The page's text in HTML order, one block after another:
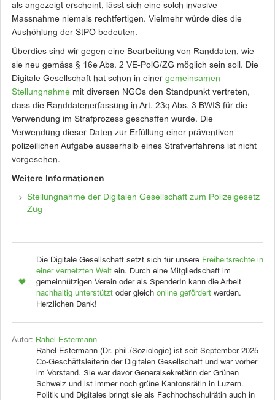
als angezeigt erscheint, lässt sich eine solch invasive
Massnahme niemals rechtfertigen. Vielmehr würde dies die
Aushöhlung der StPO bedeuten.
Überdies sind wir gegen eine Bearbeitung von Randdaten, wie
sie neu gemäss § 16e Abs. 2 VE-PolG/ZG möglich sein soll. Die
Digitale Gesellschaft hat schon in einer gemeinsamen
Stellungnahme mit diversen NGOs den Standpunkt vertreten,
dass die Randdatenerfassung in Art. 23q Abs. 3 BWIS für die
Verwendung im Strafprozess geschaffen wurde. Die
Verwendung dieser Daten zur Erfüllung einer präventiven
polizeilichen Aufgabe ausserhalb eines Strafverfahrens ist nicht
vorgesehen.
Weitere Informationen
Stellungnahme der Digitalen Gesellschaft zum Polizeigesetz
Zug
Die Digitale Gesellschaft setzt sich für unsere Freiheitsrechte in
einer vernetzten Welt ein. Durch eine Mitgliedschaft im
gemeinnützigen Verein oder als SpenderIn kann die Arbeit
nachhaltig unterstützt oder gleich online gefördert werden.
Herzlichen Dank!
Autor: Rahel Estermann
Rahel Estermann (Dr. phil./Soziologie) ist seit September 2025
Co-Geschäftsleiterin der Digitalen Gesellschaft und war vorher
im Vorstand. Sie war davor Generalsekretärin der Grünen
Schweiz und ist immer noch grüne Kantonsrätin in Luzern.
Politik und Digitales bringt sie als Fachhochschulrätin auch in